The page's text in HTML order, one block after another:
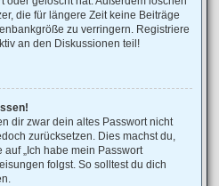
die für längere Zeit keine Beiträge
zu verringern. Registriere
an den Diskussionen teil!
dir zwar dein altes Passwort nicht
zurücksetzen. Dies machst du,
„Ich habe mein Passwort
folgst. So solltest du dich